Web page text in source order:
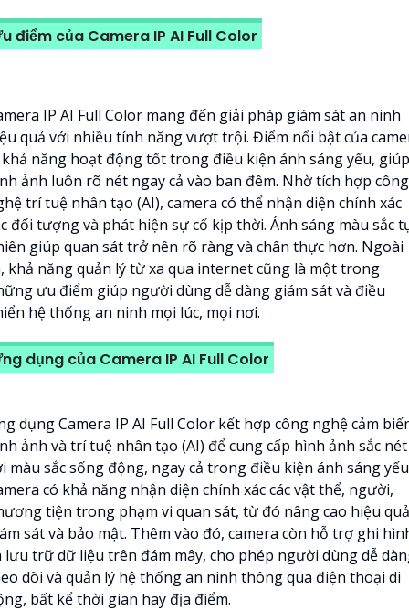
điểm của Camera IP AI Full Color
IP AI Full Color mang đến giải pháp giám sát an ninh
quả với nhiều tính năng vượt trội. Điểm nổi bật của
năng hoạt động tốt trong điều kiện ánh sáng yếu, giúp
ảnh luôn rõ nét ngay cả vào ban đêm. Nhờ tích hợp công
trí tuệ nhân tạo (AI), camera có thể nhận diện chính xác
đối tượng và phát hiện sự cố kịp thời. Ánh sáng màu sắc
giúp quan sát trở nên rõ ràng và chân thực hơn. Ngoài
khả năng quản lý từ xa qua internet cũng là một trong
ưu điểm giúp người dùng dễ dàng giám sát và điều
hệ thống an ninh mọi lúc, mọi nơi.
dụng của Camera IP AI Full Color
dụng Camera IP AI Full Color kết hợp công nghệ cảm
ảnh và trí tuệ nhân tạo (AI) để cung cấp hình ảnh sắc nét
màu sắc sống động, ngay cả trong điều kiện ánh sáng
có khả năng nhận diện chính xác các vật thể, người,
tiện trong phạm vi quan sát, từ đó nâng cao hiệu quả
sát và bảo mật. Thêm vào đó, camera còn hỗ trợ ghi
lưu trữ dữ liệu trên đám mây, cho phép người dùng dễ
dõi và quản lý hệ thống an ninh thông qua điện thoại di
bất kể thời gian hay địa điểm.